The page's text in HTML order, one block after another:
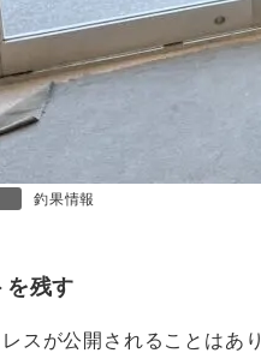
釣果情報
を残す
スが公開されることはあ